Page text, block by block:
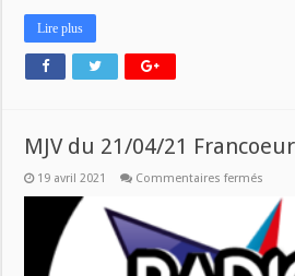
Lire plus
MJV du 21/04/21
19 avril 2021 Commentaires fermés
du
21/04/
et